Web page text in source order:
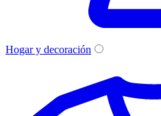
Hogar y decoración